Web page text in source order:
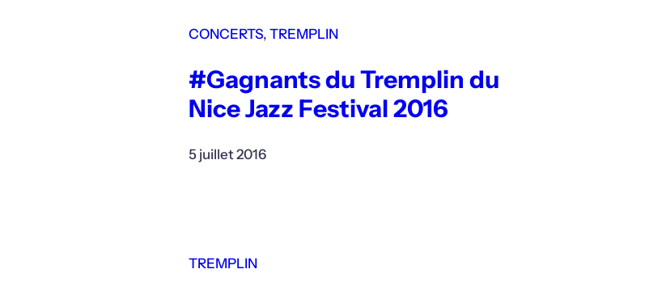
CONCERTS, TREMPLIN
#Gagnants du Tremplin du
Nice Jazz Festival 2016
5 juillet 2016
TREMPLIN